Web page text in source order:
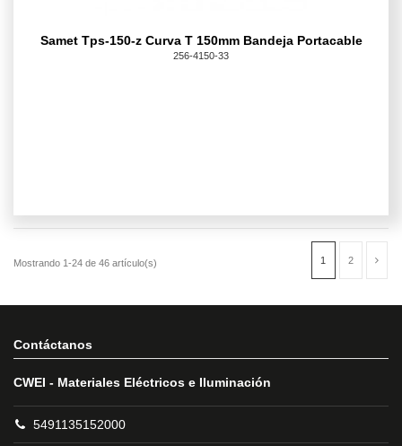
Samet Tps-150-z Curva T 150mm Bandeja Portacable
256-4150-33
Contáctanos
CWEI - Materiales Eléctricos e Iluminación
5491135152000